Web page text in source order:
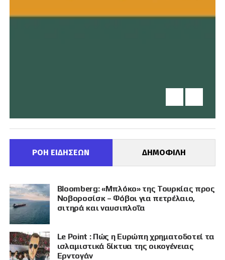
ΡΟΗ ΕΙΔΗΣΕΩΝ ΔΗΜΟΦΙΛΗ
Bloomberg: «Μπλόκο» της Τουρκίας προς
Νοβοροσίσκ – Φόβοι για πετρέλαιο,
σιτηρά και ναυσιπλοΐα
Le Point : Πώς η Ευρώπη χρηματοδοτεί τα
ισλαμιστικά δίκτυα της οικογένειας
Ερντογάν